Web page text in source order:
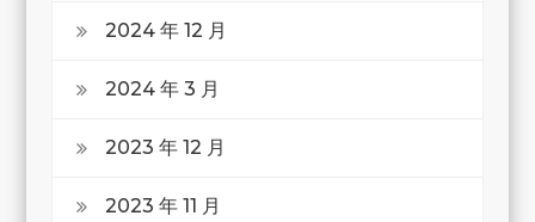
2024 年 12 月
2024 年 3 月
2023 年 12 月
2023 年 11 月